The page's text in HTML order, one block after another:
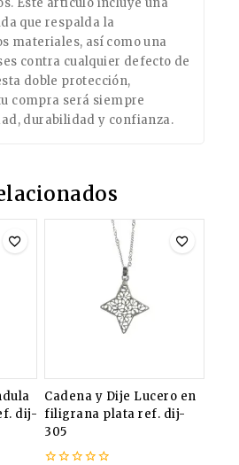
Este artículo incluye una
que respalda la
materiales, así como una
contra cualquier defecto de
doble protección,
compra será siempre
durabilidad y confianza.
dij-
Cadena y Dije Lucero en
filigrana plata ref. dij-
305